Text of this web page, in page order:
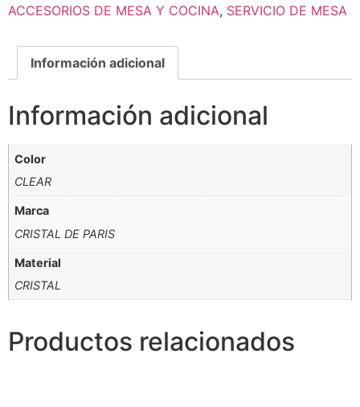
ACCESORIOS DE MESA Y COCINA, SERVICIO DE MESA
Información adicional
Información adicional
Color
CLEAR
Marca
CRISTAL DE PARIS
Material
CRISTAL
Productos relacionados